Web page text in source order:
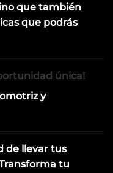
que también
que podrás
única!
y
de llevar tus
tu